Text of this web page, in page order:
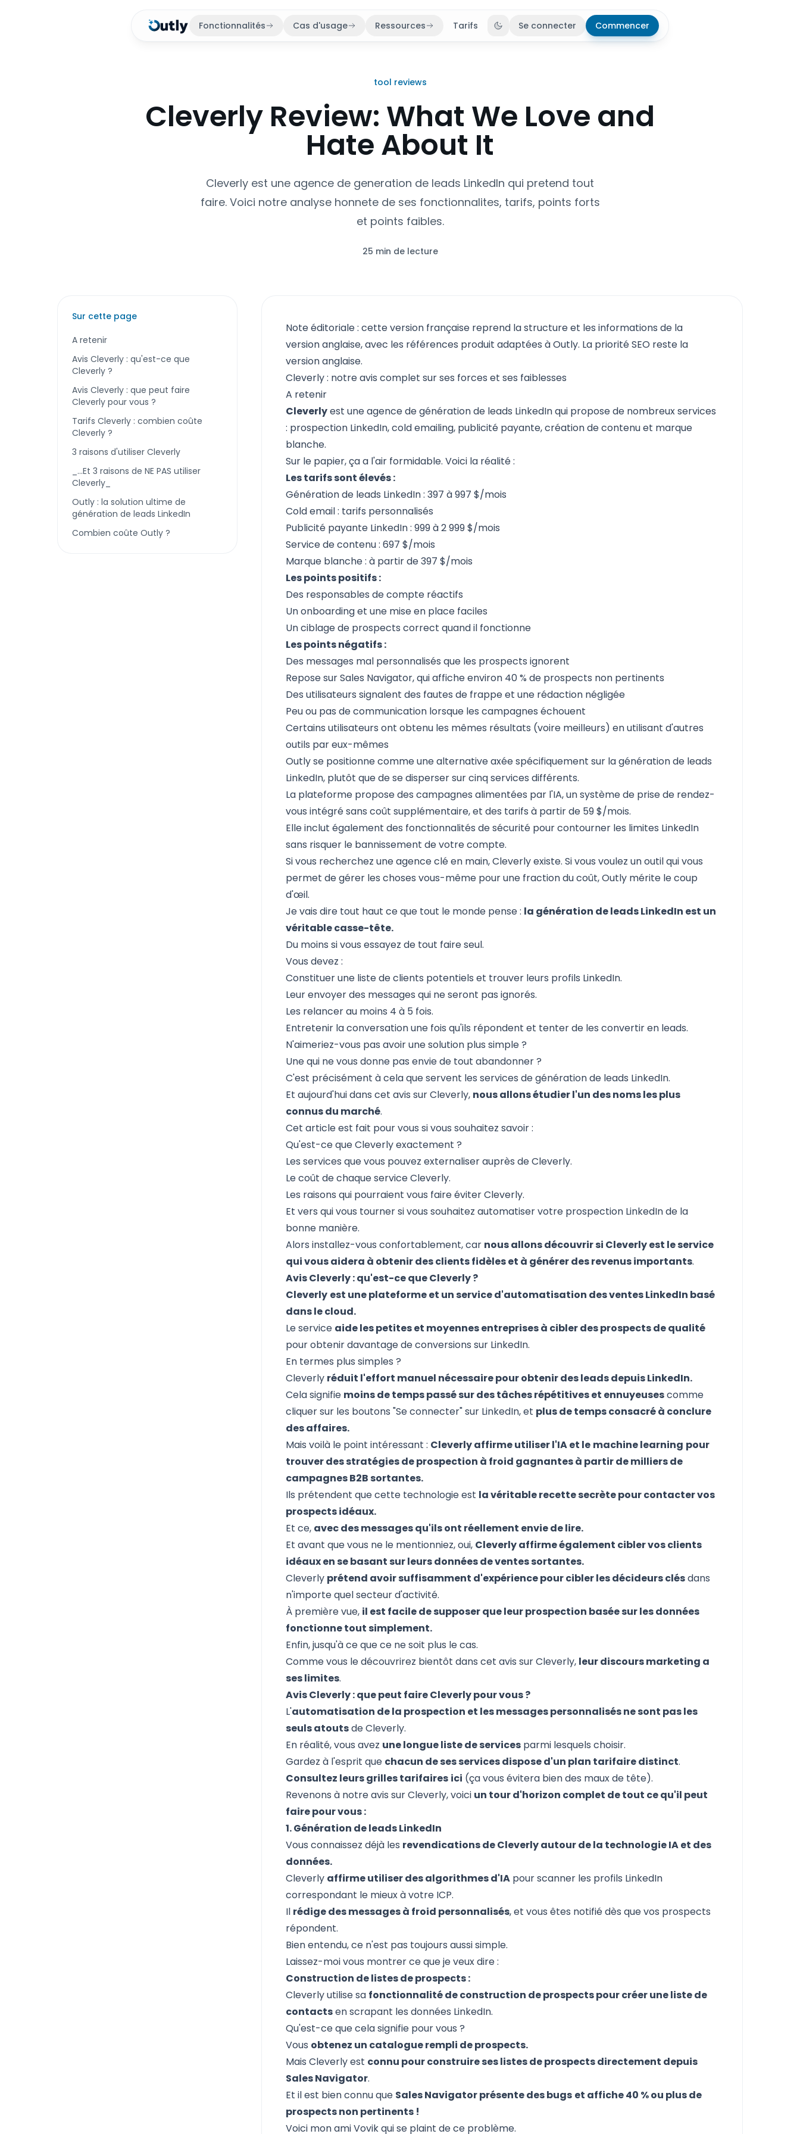
Fonctionnalités Cas d'usage Ressources Tarifs Basculer le thème
Se connecter Commencer
tool reviews
Cleverly Review: What We Love and
Hate About It
Cleverly est une agence de generation de leads LinkedIn qui pretend tout
faire. Voici notre analyse honnete de ses fonctionnalites, tarifs, points forts
et points faibles.
25 min de lecture
Sur cette page
A retenir
Avis Cleverly : qu'est-ce que
Cleverly ?
Avis Cleverly : que peut faire
Cleverly pour vous ?
Tarifs Cleverly : combien coûte
Cleverly ?
3 raisons d'utiliser Cleverly
_...Et 3 raisons de NE PAS utiliser
Cleverly_
Outly : la solution ultime de
génération de leads LinkedIn
Combien coûte Outly ?
Note éditoriale : cette version française reprend la structure et les informations de la
version anglaise, avec les références produit adaptées à Outly. La priorité SEO reste la
version anglaise.
Cleverly : notre avis complet sur ses forces et ses faiblesses
A retenir
Cleverlyest uneagence de génération de leads LinkedInqui propose de nombreux services
: prospection LinkedIn, cold emailing, publicité payante, création de contenu et marque
blanche.
Sur le papier, ça a l'air formidable. Voici la réalité :
Les tarifs sont élevés :
Génération de leads LinkedIn : 397 à 997 $/mois
Cold email : tarifs personnalisés
Publicité payante LinkedIn : 999 à 2 999 $/mois
Service de contenu : 697 $/mois
Marque blanche : à partir de 397 $/mois
Les points positifs :
Des responsables de compte réactifs
Un onboarding et une mise en place faciles
Un ciblage de prospects correct quand il fonctionne
Les points négatifs :
Des messages mal personnalisés que les prospects ignorent
Repose sur Sales Navigator, qui affiche environ 40 % de prospects non pertinents
Des utilisateurs signalent des fautes de frappe et une rédaction négligée
Peu ou pas de communication lorsque les campagnes échouent
Certains utilisateurs ont obtenu les mêmes résultats (voire meilleurs) en utilisant d'autres
outils par eux-mêmes
Outlyse positionne comme une alternative axée spécifiquement sur la génération de leads
LinkedIn, plutôt que de se disperser sur cinq services différents.
La plateforme propose des campagnes alimentées par l'IA, un système de prise de rendez-
vous intégré sans coût supplémentaire, et des tarifs à partir de 59 $/mois.
Elle inclut également des fonctionnalités de sécurité pour contourner les limites LinkedIn
sans risquer le bannissement de votre compte.
Si vous recherchez une agence clé en main, Cleverly existe. Si vous voulez un outil qui vous
permet de gérer les choses vous-même pour une fraction du coût, Outly mérite le coup
d'œil.
Je vais dire tout haut ce que tout le monde pense : la génération de leads LinkedIn est un
véritable casse-tête.
Du moins si vous essayez de tout faire seul.
Vous devez :
Constituer une liste de clients potentiels et trouver leurs profils LinkedIn.
Leur envoyer des messages qui ne seront pas ignorés.
Les relancer au moins 4 à 5 fois.
Entretenir la conversation une fois qu'ils répondent et tenter de les convertir en leads.
N'aimeriez-vous pas avoir une solution plus simple ?
Une qui ne vous donne pas envie de tout abandonner ?
C'est précisément à cela que servent lesservices de génération de leads LinkedIn.
Et aujourd'hui dans cet avis sur Cleverly, nous allons étudier l'un des noms les plus
connus du marché.
Cet article est fait pour vous si vous souhaitez savoir :
Qu'est-ce que Cleverly exactement ?
Les services que vous pouvez externaliser auprès de Cleverly.
Le coût de chaque service Cleverly.
Les raisons qui pourraient vous faire éviter Cleverly.
Et vers qui vous tourner si vous souhaitezautomatiser votre prospection LinkedIn de la
bonne manière.
Alors installez-vous confortablement, car nous allons découvrir si Cleverly est le service
qui vous aidera à obtenir des clients fidèles et à générer des revenus importants.
Avis Cleverly : qu'est-ce que Cleverly ?
Cleverly est une plateforme et un service d'automatisation des ventes LinkedIn basé
dans le cloud.
Le service aide les petites et moyennes entreprises à cibler des prospects de qualité
pour obtenir davantage de conversions sur LinkedIn.
En termes plus simples ?
Cleverly réduit l'effort manuel nécessaire pour obtenir des leads depuis LinkedIn.
Cela signifie moins de temps passé sur des tâches répétitives et ennuyeusescomme
cliquer sur les boutons "Se connecter" sur LinkedIn, et plus de temps consacré à conclure
des affaires.
Mais voilà le point intéressant : Cleverly affirme utiliser l'IA et le machine learning pour
trouver des stratégies de prospection à froid gagnantes à partir de milliers de
campagnes B2B sortantes.
Ils prétendent que cette technologie est la véritable recette secrète pour contacter vos
prospects idéaux.
Et ce, avec des messages qu'ils ont réellement envie de lire.
Et avant que vous ne le mentionniez, oui, Cleverly affirme également cibler vos clients
idéaux en se basant sur leurs données de ventes sortantes.
Cleverly prétend avoir suffisamment d'expérience pour cibler les décideurs clésdans
n'importe quel secteur d'activité.
À première vue, il est facile de supposer que leur prospection basée sur les données
fonctionne tout simplement.
Enfin, jusqu'à ce que ce ne soit plus le cas.
Comme vous le découvrirez bientôt dans cet avis sur Cleverly, leurdiscours marketing a
ses limites.
Avis Cleverly : que peut faire Cleverly pour vous ?
L'automatisation de la prospection et les messages personnalisés ne sont pas les
seuls atoutsde Cleverly.
En réalité, vous avez une longue liste de services parmi lesquels choisir.
Gardez à l'esprit que chacun de ses services dispose d'un plan tarifaire distinct.
Consultez leurs grilles tarifaires ici (ça vous évitera bien des maux de tête).
Revenons à notre avis sur Cleverly, voici un tour d'horizon complet de tout ce qu'il peut
faire pour vous :
1. Génération de leads LinkedIn
Vous connaissez déjà les revendications de Cleverly autour de la technologie IA et des
données.
Cleverly affirme utiliser des algorithmes d'IA pour scanner les profils LinkedIn
correspondant le mieux à votre ICP.
Il rédige des messages à froid personnalisés, et vous êtes notifié dès que vos prospects
répondent.
Bien entendu, ce n'est pas toujours aussi simple.
Laissez-moi vous montrer ce que je veux dire :
Construction de listes de prospects :
Cleverly utilise sa fonctionnalité de construction de prospects pour créer une liste de
contactsenscrapant les données LinkedIn.
Qu'est-ce que cela signifie pour vous ?
Vous obtenez un catalogue rempli de prospects.
Mais Cleverly est connu pour construire ses listes de prospects directement depuis
Sales Navigator.
Et il est bien connu que Sales Navigator présente des bugs et affiche 40 % ou plus de
prospects non pertinents !
Voici mon amiVovik qui se plaint de ce problème.